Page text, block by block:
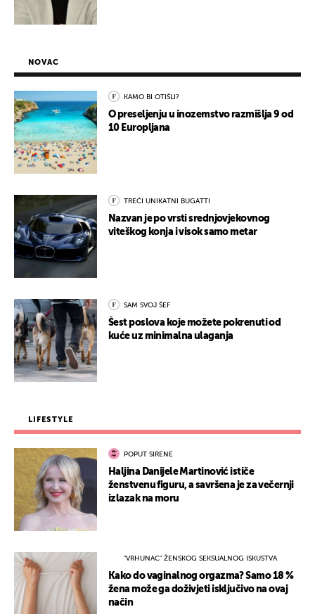
NOVAC
KAMO BI OTIŠLI?
O preseljenju u inozemstvo razmišlja 9 od
10 Europljana
TREĆI UNIKATNI BUGATTI
Nazvan je po vrsti srednjovjekovnog
viteškog konja i visok samo metar
SAM SVOJ ŠEF
Šest poslova koje možete pokrenuti od
kuće uz minimalna ulaganja
LIFESTYLE
POPUT SIRENE
Haljina Danijele Martinović ističe
ženstvenu figuru, a savršena je za večernji
izlazak na moru
"VRHUNAC" ŽENSKOG SEKSUALNOG ISKUSTVA
Kako do vaginalnog orgazma? Samo 18 %
žena može ga doživjeti isključivo na ovaj
način